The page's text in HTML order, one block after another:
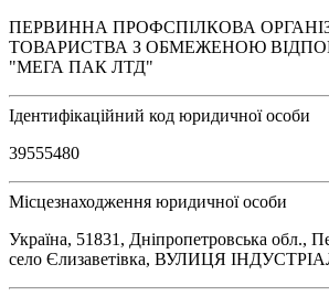
ПЕРВИННА ПРОФСПІЛКОВА
ТОВАРИСТВА З ОБМЕЖЕНОЮ
"МЕГА ПАК ЛТД"
Ідентифікаційний код юридичної особи
39555480
Місцезнаходження юридичної особи
Україна, 51831, Дніпропетровська обл.,
село Єлизаветівка, ВУЛИЦЯ